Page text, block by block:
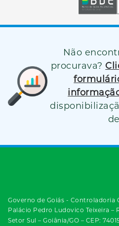
Não
procurava?
Governo de Goiás - Controladoria
Palácio Pedro Ludovico Teixeira –
Setor Sul – Goiânia/GO – CEP: